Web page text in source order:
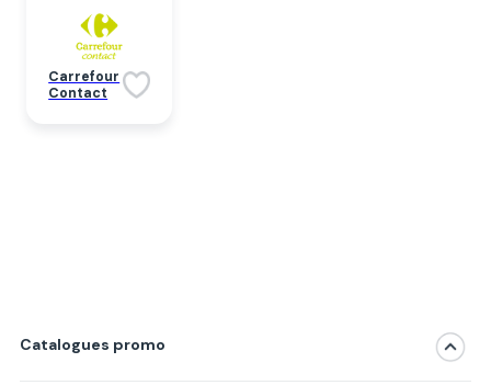
Carrefour
Contact
Catalogues promo